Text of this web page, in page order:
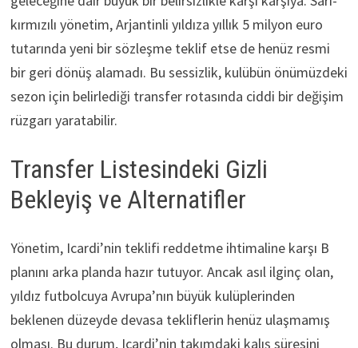
kırmızılı yönetim, Arjantinli yıldıza yıllık 5 milyon euro
tutarında yeni bir sözleşme teklif etse de henüz resmi
bir geri dönüş alamadı. Bu sessizlik, kulübün önümüzdeki
sezon için belirlediği transfer rotasında ciddi bir değişim
rüzgarı yaratabilir.
Transfer Listesindeki Gizli
Bekleyiş ve Alternatifler
Yönetim, Icardi’nin teklifi reddetme ihtimaline karşı B
planını arka planda hazır tutuyor. Ancak asıl ilginç olan,
yıldız futbolcuya Avrupa’nın büyük kulüplerinden
beklenen düzeyde devasa tekliflerin henüz ulaşmamış
olması. Bu durum, Icardi’nin takımdaki kalış süresini